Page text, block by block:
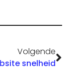
Volgende
snelheid